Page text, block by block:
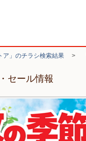
ア」のチラシ検索結果 >
セール情報